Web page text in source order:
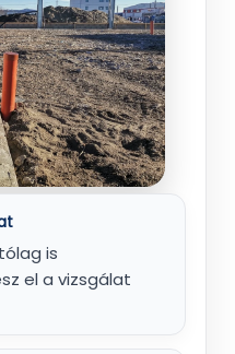
is
el a vizsgálat